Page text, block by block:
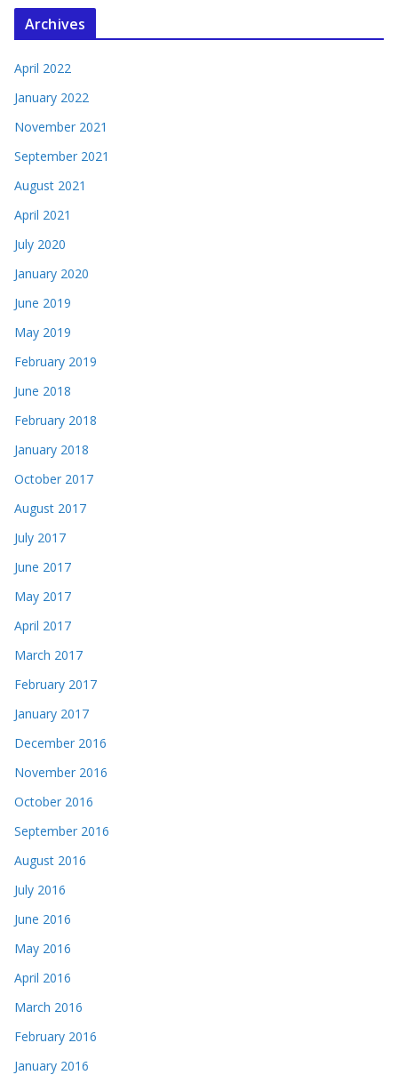
Archives
April 2022
January 2022
November 2021
September 2021
August 2021
April 2021
July 2020
January 2020
June 2019
May 2019
February 2019
June 2018
February 2018
January 2018
October 2017
August 2017
July 2017
June 2017
May 2017
April 2017
March 2017
February 2017
January 2017
December 2016
November 2016
October 2016
September 2016
August 2016
July 2016
June 2016
May 2016
April 2016
March 2016
February 2016
January 2016